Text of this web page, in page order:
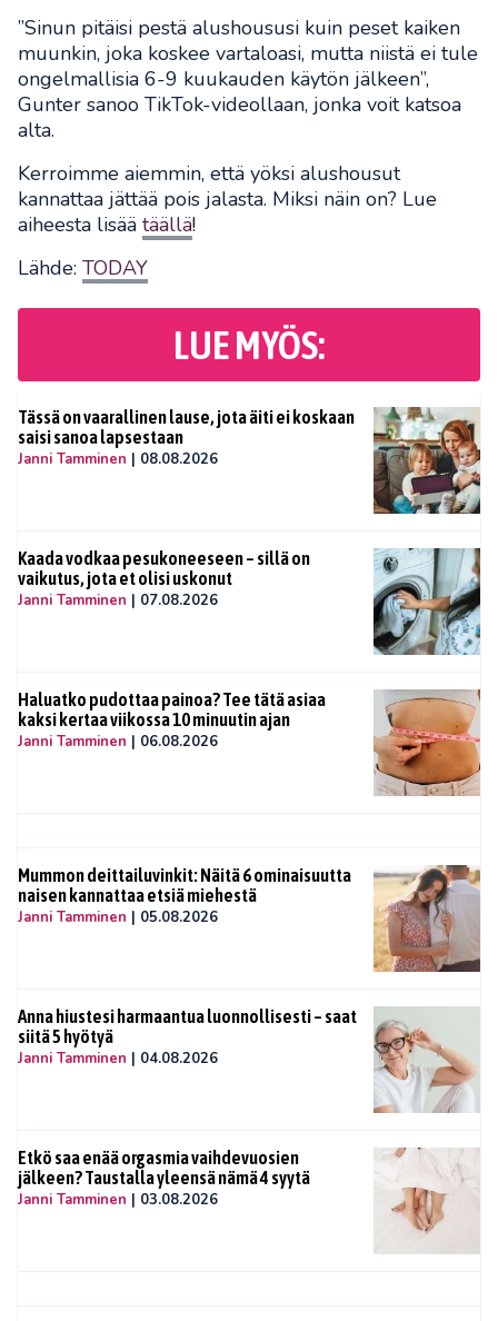
”Sinun pitäisi pestä alushoususi kuin peset kaiken
muunkin, joka koskee vartaloasi, mutta niistä ei tule
ongelmallisia 6-9 kuukauden käytön jälkeen”,
Gunter sanoo TikTok-videollaan, jonka voit katsoa
alta.
Kerroimme aiemmin, että yöksi alushousut
kannattaa jättää pois jalasta. Miksi näin on? Lue
aiheesta lisää täällä!
Lähde: TODAY
LUE MYÖS:
Tässä on vaarallinen lause, jota äiti ei koskaan
saisi sanoa lapsestaan
Janni Tamminen | 08.08.2026
Kaada vodkaa pesukoneeseen – sillä on
vaikutus, jota et olisi uskonut
Janni Tamminen | 07.08.2026
Haluatko pudottaa painoa? Tee tätä asiaa
kaksi kertaa viikossa 10 minuutin ajan
Janni Tamminen | 06.08.2026
Mummon deittailuvinkit: Näitä 6 ominaisuutta
naisen kannattaa etsiä miehestä
Janni Tamminen | 05.08.2026
Anna hiustesi harmaantua luonnollisesti – saat
siitä 5 hyötyä
Janni Tamminen | 04.08.2026
Etkö saa enää orgasmia vaihdevuosien
jälkeen? Taustalla yleensä nämä 4 syytä
Janni Tamminen | 03.08.2026